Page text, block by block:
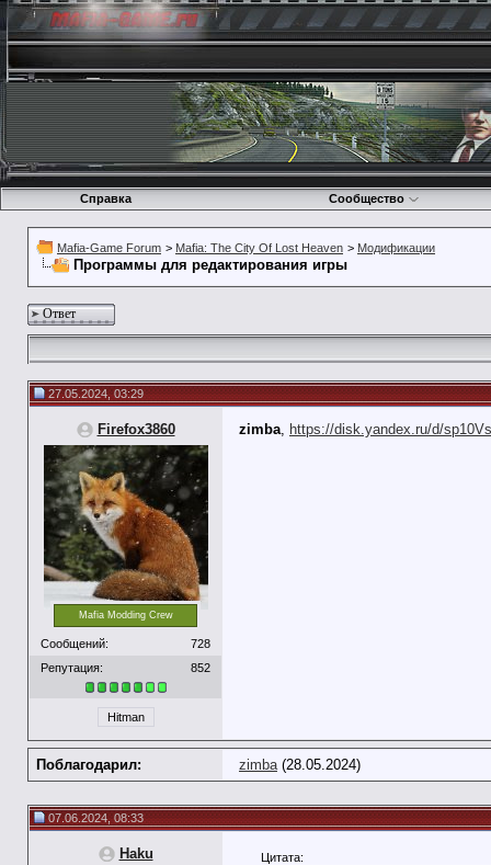
Справка Сообщество
Mafia-Game Forum > Mafia: The City Of Lost Heaven > Модификации
Программы для редактирования игры
Ответ
27.05.2024, 03:29
Firefox3860
Mafia Modding Crew
Сообщений:
728
Репутация:
852
Hitman
zimba, https://disk.yandex.ru/d/
Поблагодарил: zimba(28.05.2024)
07.06.2024, 08:33
Haku Цитата: